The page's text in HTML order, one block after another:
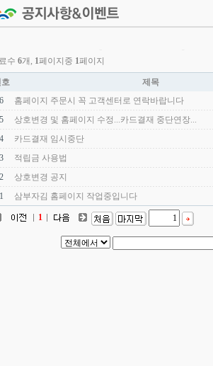
수 6개, 1페이지중 1페이지
제목
홈페이지 주문시 꼭 고객센터로 연락바랍니다
상호변경 및 홈페이지 수정...카드결재 중단연장...
카드결재 임시중단
적립금 사용법
상호변경 공지
삼부자김 홈페이지 작업중입니다
1